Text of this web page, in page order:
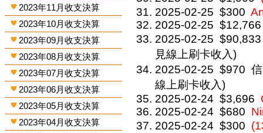
2023年11月收支決算
2023年10月收支決算
2023年09月收支決算
2023年08月收支決算
2023年07月收支決算
2023年06月收支決算
2023年05月收支決算
2023年04月收支決算
2025-02-25 $300
2025-02-25 $12,766
2025-02-25 $90,833
見線上刷卡收入)
2025-02-25 $970
線上刷卡收入)
2025-02-24 $3,696
2025-02-24 $680
2025-02-24 $300